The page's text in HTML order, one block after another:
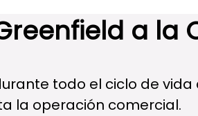
a la
todo el ciclo de vida
la operación comercial.